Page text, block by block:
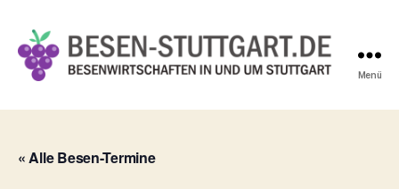
Stuttgart.de
Menü
« Alle Besen-Termine